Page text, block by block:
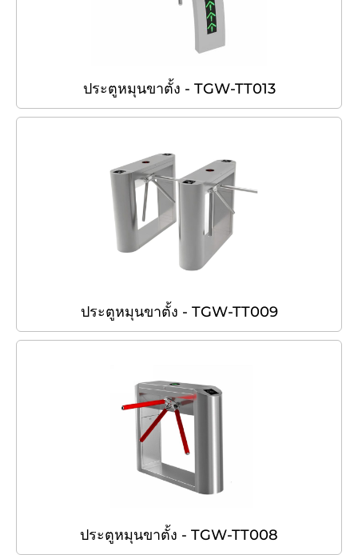
ประตูหมุนขาตั้ง - TGW-TT013
ประตูหมุนขาตั้ง - TGW-TT009
ประตูหมุนขาตั้ง - TGW-TT008